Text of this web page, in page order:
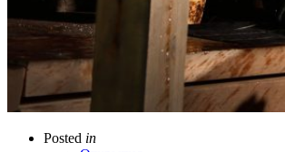
Posted in